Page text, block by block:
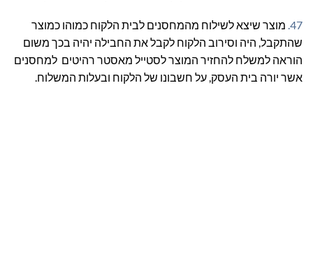
47. מוצר שיצא לשילוח מהמחסנים לבית הלקוח כמוהו כמוצר
שהתקבל, היה וסירוב הלקוח לקבל את החבילה יהיה בכך משום
הוראה למשלח להחזיר המוצר לסטייל מאסטר רהיטים למחסנים
אשר יורה בית העסק, על חשבונו של הלקוח ובעלות המשלוח.